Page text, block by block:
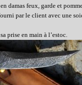
damas feux, garde et
par le client avec une s
prise en main à l’estoc.